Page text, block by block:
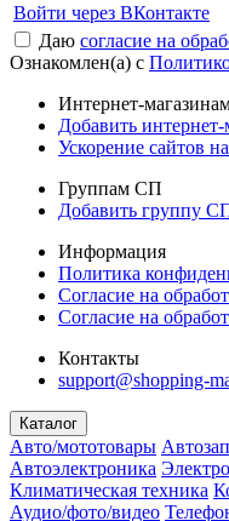
Войти через ВКонтакте
Даю согласие на
Ознакомлен(а) с
Интернет-
Добавить интернет-
Ускорение сайтов
Группам СП
Добавить группу
Информация
Политика
Согласие на
Согласие на
Контакты
support@shopping-
Каталог
Авто/мототовары
Автоэлектроника
Климатическая техника
Аудио/фото/видео